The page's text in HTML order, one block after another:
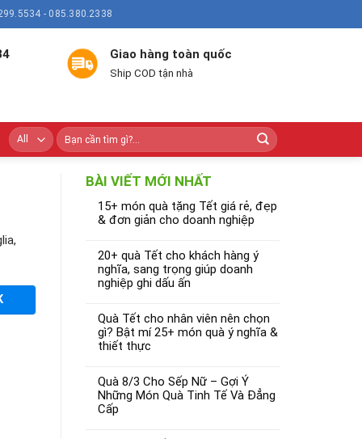
- 085.380.2338
Giao hàng toàn quốc
Ship COD tận nhà
BÀI VIẾT MỚI NHẤT
15+ món quà tặng Tết giá rẻ, đẹp
& đơn giản cho doanh nghiệp
20+ quà Tết cho khách hàng ý
nghĩa, sang trọng giúp doanh
nghiệp ghi dấu ấn
Quà Tết cho nhân viên nên chọn
gì? Bật mí 25+ món quà ý nghĩa &
thiết thực
Quà 8/3 Cho Sếp Nữ – Gợi Ý
Những Món Quà Tinh Tế Và Đẳng
Cấp